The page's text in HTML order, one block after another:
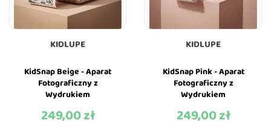
KIDLUPE
KidSnap Beige - Aparat
Fotograficzny z
Wydrukiem
Dzieci - Kidinex
Cena
249,00 zł
KIDLUPE
KidSnap Pink - Aparat
Fotograficzny z
Wydrukiem
Dzieci - Kidinex
Cena
249,00 zł